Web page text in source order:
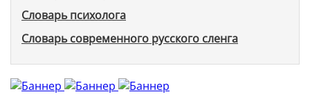
Словарь психолога
Словарь современного русского сленга